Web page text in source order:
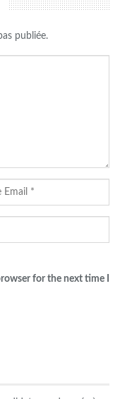
publiée.
for the next time I